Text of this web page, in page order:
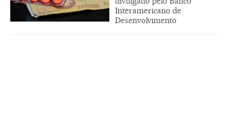
Interamericano de
Desenvolvimento